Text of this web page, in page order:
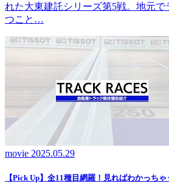
れた大東建託シリーズ第5戦。地元
つこと…
movie 2025.05.29
【Pick Up】全11種目網羅！見ればわかっち